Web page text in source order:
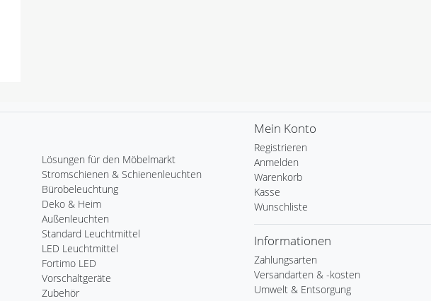
Lösungen für den Möbelmarkt
Stromschienen & Schienenleuchten
Bürobeleuchtung
Deko & Heim
Außenleuchten
Standard Leuchtmittel
LED Leuchtmittel
Fortimo LED
Vorschaltgeräte
Zubehör
Mein Konto
Registrieren
Anmelden
Warenkorb
Kasse
Wunschliste
Informationen
Zahlungsarten
Versandarten & -kosten
Umwelt & Entsorgung